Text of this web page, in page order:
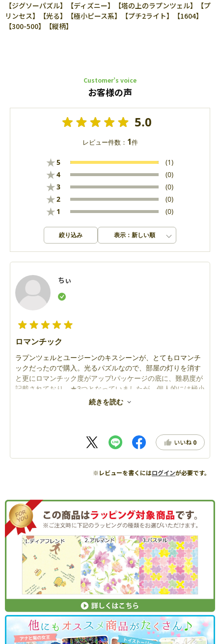
【ジグソーパズル】【ディズニー】【塔の上のラプンツェル】【プ
リンセス】【光る】【極小ピース系】【プチ2ライト】【1604】
【300-500】【縦柄】
Customer’s voice
お客様の声
5.0
レビュー件数： 1件
★5 (1)
★4 (0)
★3 (0)
★2 (0)
★ 1 (0)
絞り込み 表示：新しい順
ちぃ
ロマンチック
ラプンツェルとユージーンのキスシーンが、とてもロマンチ
ックだったので購入。光るパズルなので、部屋の灯りを消す
と更にロマンチック度がアップ!パッケージの底に、難易度が
記載されており、★3つとなっていましたが、個人的には極小
ピースは苦手なため、★5つというところです。脳をかなり使
続きを読む
いいね 0
※レビューを書くにはログインが必要です。